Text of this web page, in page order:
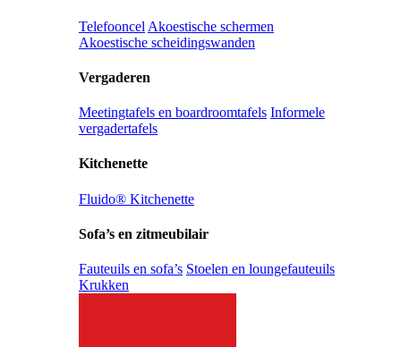
Telefooncel Akoestische schermen
Akoestische scheidingswanden
Vergaderen
Meetingtafels en boardroomtafels Informele
vergadertafels
Kitchenette
Fluido® Kitchenette
Sofa’s en zitmeubilair
Fauteuils en sofa’s Stoelen en loungefauteuils
Krukken